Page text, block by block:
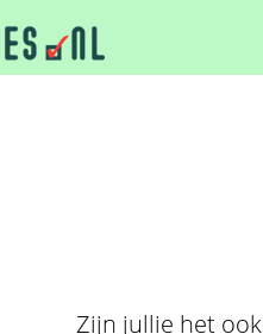
Zijn jullie het